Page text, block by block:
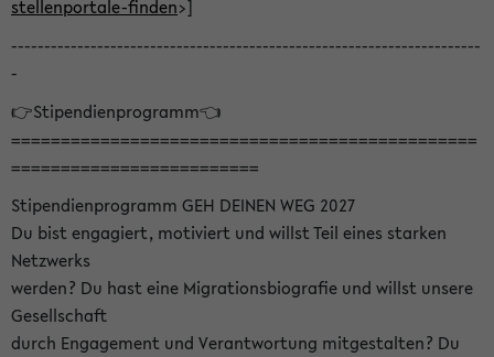
stellenportale-finden>]
-----------------------------------------------------------------------
-
👉Stipendienprogramm👈
===============================================
=========================
Stipendienprogramm GEH DEINEN WEG 2027
Du bist engagiert, motiviert und willst Teil eines starken
Netzwerks
werden? Du hast eine Migrationsbiografie und willst unsere
Gesellschaft
durch Engagement und Verantwortung mitgestalten? Du